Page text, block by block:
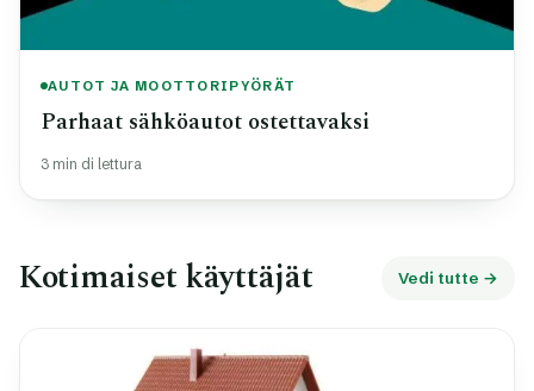
AUTOT JA MOOTTORIPYÖRÄT
Parhaat sähköautot ostettavaksi
3 min di lettura
Kotimaiset käyttäjät Vedi tutte →